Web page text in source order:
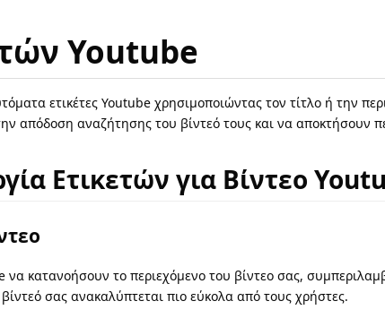
Youtube
ετικέτες Youtube χρησιμοποιώντας τον τίτλο ή την
απόδοση αναζήτησης του βίντεό τους και να αποκτήσουν
Ετικετών για Βίντεο
να κατανοήσουν το περιεχόμενο του βίντεο σας,
σας ανακαλύπτεται πιο εύκολα από τους χρήστες.